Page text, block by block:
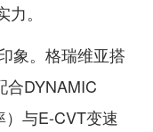
。
象。格瑞维亚搭
合DYNAMIC
与E-CVT变速